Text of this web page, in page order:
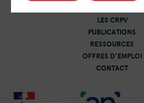
LES CRPV
PUBLICATIONS
RESSOURCES
OFFRES D’EMPLOI
CONTACT